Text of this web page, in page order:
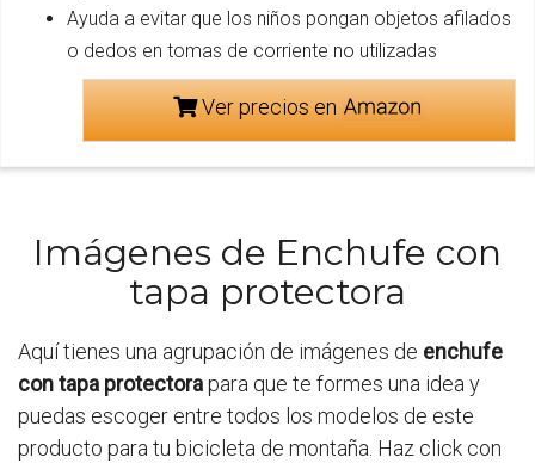
Ayuda a evitar que los niños pongan objetos afilados
o dedos en tomas de corriente no utilizadas
Ver precios en
Imágenes de Enchufe con
tapa protectora
Aquí tienes una agrupación de imágenes de enchufe
con tapa protectorapara que te formes una idea y
puedas escoger entre todos los modelos de este
producto para tu bicicleta de montaña. Haz click con